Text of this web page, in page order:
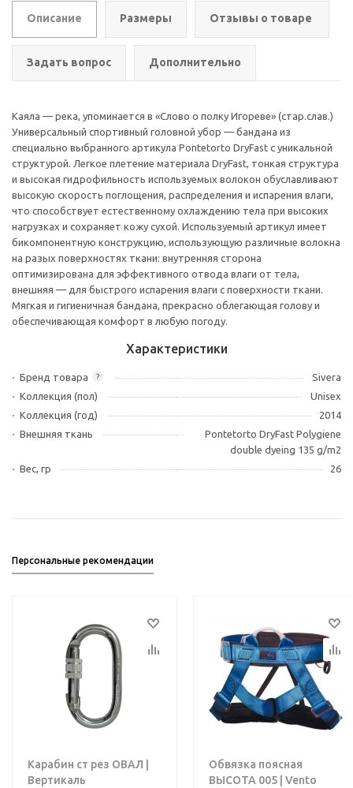
Описание Размеры Отзывы о товаре
Задать вопрос Дополнительно
Каяла — река, упоминается в «Слово о полку Игореве» (стар.слав.)
Универсальный спортивный головной убор — бандана из
специально выбранного артикула Pontetorto DryFast с уникальной
структурой. Легкое плетение материала DryFast, тонкая структура
и высокая гидрофильность используемых волокон обуславливают
высокую скорость поглощения, распределения и испарения влаги,
что способствует естественному охлаждению тела при высоких
нагрузках и сохраняет кожу сухой. Используемый артикул имеет
бикомпонентную конструкцию, использующую различные волокна
на разых поверхностях ткани: внутренняя сторона
оптимизирована для эффективного отвода влаги от тела,
внешняя — для быстрого испарения влаги с поверхности ткани.
Мягкая и гигиеничная бандана, прекрасно облегающая голову и
обеспечивающая комфорт в любую погоду.
Характеристики
?
Бренд товара
Sivera
Коллекция (пол)
Unisex
Коллекция (год)
2014
Внешняя ткань
Pontetorto DryFast Polygiene
double dyeing 135 g/m2
Вес, гр
26
Персональные рекомендации
Карабин ст рез ОВАЛ |
Вертикаль
Обвязка поясная
ВЫСОТА 005 | Vento